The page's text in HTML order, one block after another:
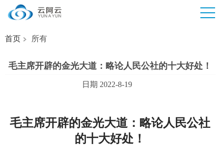
首页 所有
毛主席开辟的金光大道：略论人民公社的十大好处！
日期 2022-8-19
毛主席开辟的金光大道：略论人民公社
的十大好处！